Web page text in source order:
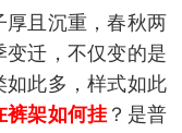
且沉重，春秋两
迁，不仅变的是
如此多，样式如此
裤架如何挂 ？是普